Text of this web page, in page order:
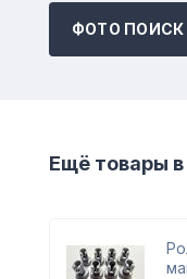
ФОТО ПОИСК
Ещё товары в